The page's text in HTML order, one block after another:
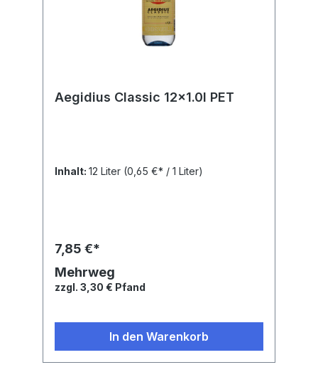
Aegidius Classic 12x1.0l PET
Inhalt: 12 Liter (0,65 €* / 1 Liter)
7,85 €*
Mehrweg
zzgl. 3,30 € Pfand
In den Warenkorb